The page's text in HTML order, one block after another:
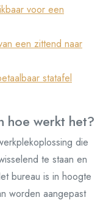
voor een
een zittend naar
statafel
hoe werkt het?
die
te staan en
bureau is in hoogte
worden aangepast